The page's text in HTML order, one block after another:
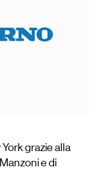
grazie alla
e di